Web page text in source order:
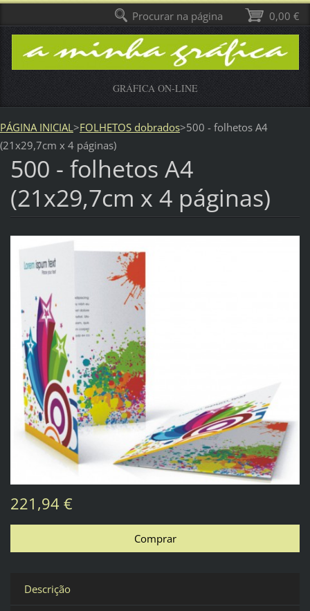
GRÁFICA ON-LINE
PÁGINA INICIAL >FOLHETOS dobrados>500 - folhetos A4
(21x29,7cm x 4 páginas)
500 - folhetos A4
(21x29,7cm x 4 páginas)
221,94 €
Descrição
0,00 €
Procurar na página